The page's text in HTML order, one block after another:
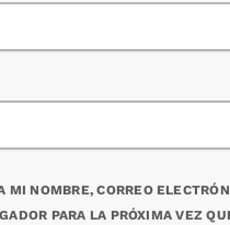
MI NOMBRE, CORREO
PARA LA PRÓXIMA VEZ